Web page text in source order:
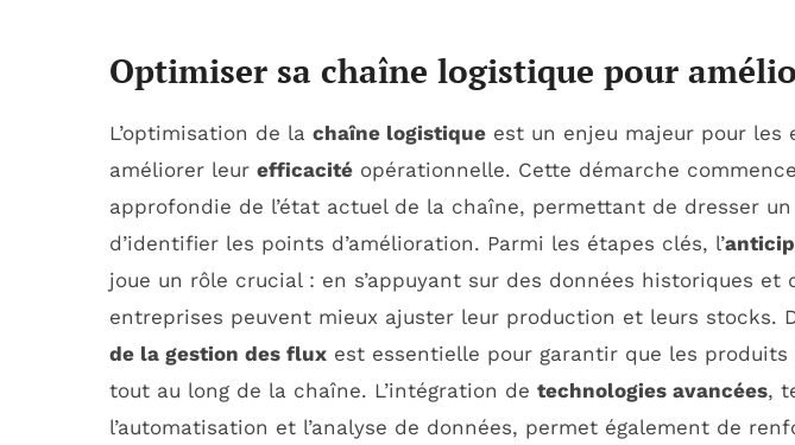
Optimiser sa chaîne logistique pour
L’optimisation de la chaîne logistique est un enjeu majeur pour les
améliorer leur efficacité opérationnelle. Cette démarche
approfondie de l’état actuel de la chaîne, permettant de dresser
d’identifier les points d’amélioration. Parmi les étapes clés, l’
joue un rôle crucial : en s’appuyant sur des données historiques et
entreprises peuvent mieux ajuster leur production et leurs stocks.
de la gestion des flux est essentielle pour garantir que les
tout au long de la chaîne. L’intégration de technologies avancées,
l’automatisation et l’analyse de données, permet également de